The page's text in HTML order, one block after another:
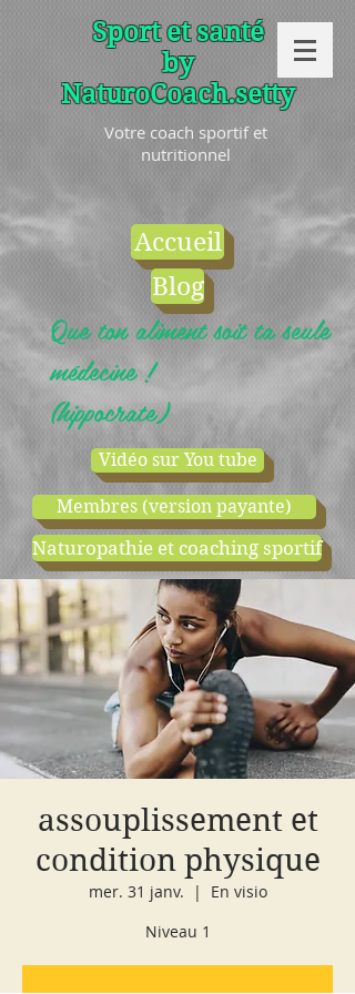
Sport et santé
by
NaturoCoach.setty
Votre coach sportif et
nutritionnel
Accueil
Blog
Que ton aliment soit ta seule
médecine !
(hippocrate)
Vidéo sur You tube
Membres (version payante)
Naturopathie et coaching sportif
cours d'essai boutique
assouplissement et
condition physique
mer. 31 janv.
  |
En visio
Niveau 1